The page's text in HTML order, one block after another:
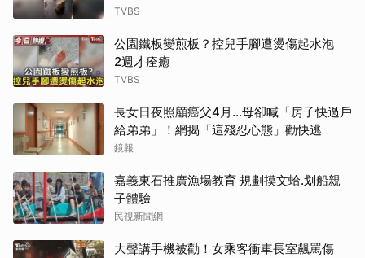
TVBS
公園鐵板變煎板？控兒手腳遭燙傷起水泡
2週才痊癒
TVBS
長女日夜照顧癌父4月…母卻喊「房子快過戶
給弟弟」！網揭「這殘忍心態」勸快逃
鏡報
嘉義東石推廣漁場教育 規劃摸文蛤.划船親
子體驗
民視新聞網
大聲講手機被勸！女乘客衝車長室飆罵傷